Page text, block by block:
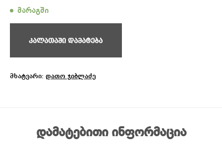
მარაგში
კალათაში დამატება
მხატვარი: დათო ჯიბლაძე
დამატებითი ინფორმაცია